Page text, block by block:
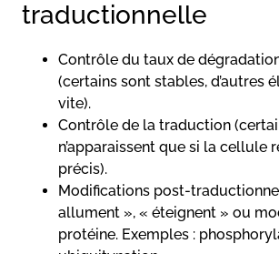
traductionnelle
Contrôle du taux de
(certains sont stables, d’autres
vite).
Contrôle de la traduction
n’apparaissent que si la cellule
précis).
Modifications post-
allument », « éteignent » ou
protéine. Exemples :